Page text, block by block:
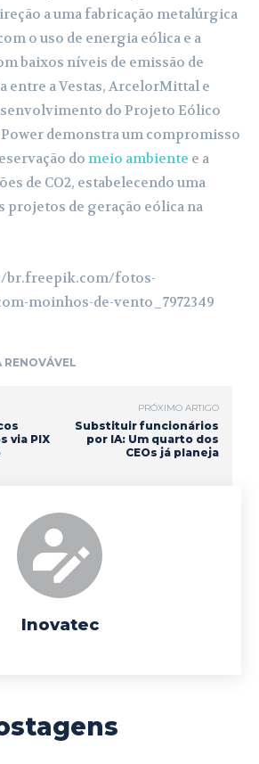
a uma fabricação metalúrgica
o uso de energia eólica e a
baixos níveis de emissão de
entre a Vestas, ArcelorMittal e
do Projeto Eólico
demonstra um compromisso
domeio ambiente e a
de CO2, estabelecendo uma
projetos de geração eólica na
br.freepik.com/fotos-
moinhos-de-vento_7972349
RENOVÁVEL
via PIX
PRÓXIMO ARTIGO
Substituir funcionários
por IA: Um quarto dos
CEOs já planeja
Inovatec